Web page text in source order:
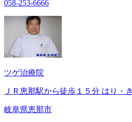
058-253-6666
ツゲ治療院
ＪＲ恵那駅から徒歩１５分 はり・
岐阜県恵那市